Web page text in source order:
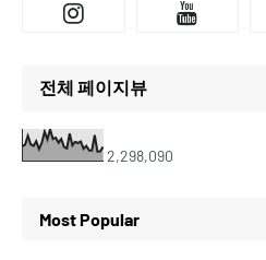
전체 페이지뷰
2,298,090
Most Popular